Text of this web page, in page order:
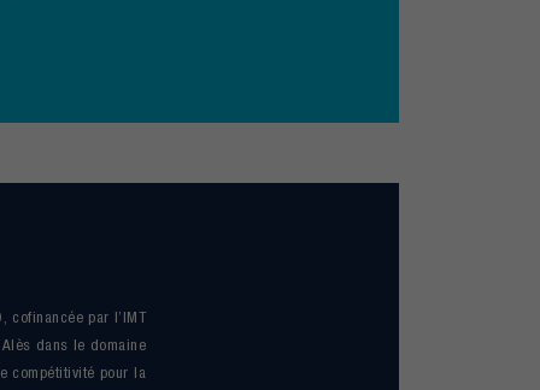
cofinancée par l’IMT
dans le domaine
compétitivité pour la